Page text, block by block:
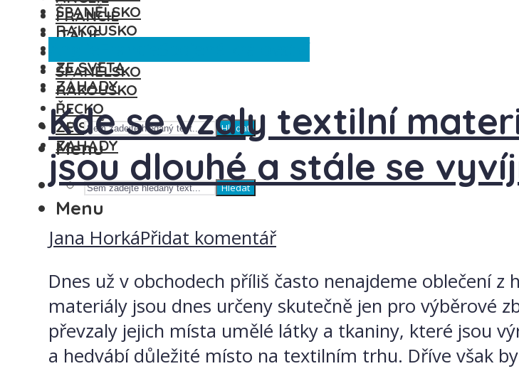
FRANCIE
ITÁLIE
ŠPANĚLSKO
RAKOUSKO
ŘECKO
ZE SVĚTA
ZÁHADY
Hledat
Menu
ŠPANĚLSKO
RAKOUSKO
ZE SVĚTA
ZÁHADY
Hledat
Menu
Kde se vzaly textilní
jsou dlouhé a stále se
Jana HorkáPřidat komentář
Dnes už v obchodech příliš často nenajdeme oblečení
materiály jsou dnes určeny skutečně jen pro výběrové
převzaly jejich místa umělé látky a tkaniny, které jsou
a hedvábí důležité místo na textilním trhu. Dříve však